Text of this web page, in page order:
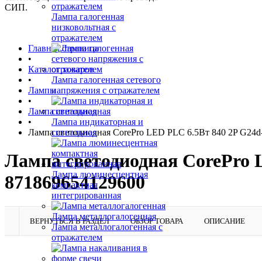
Лампа галогенная
низковольтная с
отражателем
Лампа галогенная сетевого
напряжения с отражателем
Лампа индикаторная и
сигнальная
Лампа люминесцентная
компактная
интегрированная
Лампа металлогалогенная
Лампа металлогалогенная с
отражателем
СИП.
Главная страница
•
Каталог товаров
•
Лампы
•
Лампа светодиодная
•
Лампа светодиодная CorePro LED PLC 6.5Вт 840 2P
Лампа светодиодная CorePro
871869654129600
ВЕРНУТЬСЯ В РАЗДЕЛ ОБЗОР ТОВАРА ОПИСАНИЕ